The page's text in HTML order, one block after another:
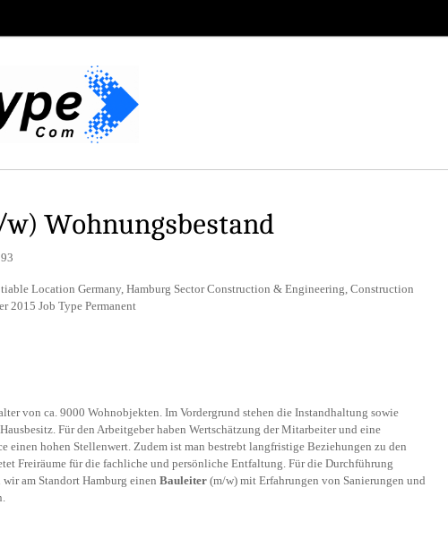
Wohnungsbestand
Location Germany, Hamburg Sector Construction & Engineering, Construction
2015 Job Type Permanent
von ca. 9000 Wohnobjekten. Im Vordergrund stehen die Instandhaltung sowie
Für den Arbeitgeber haben Wertschätzung der Mitarbeiter und eine
einen hohen Stellenwert. Zudem ist man bestrebt langfristige Beziehungen zu den
Freiräume für die fachliche und persönliche Entfaltung. Für die Durchführung
am Standort Hamburg einen Bauleiter (m/w) mit Erfahrungen von Sanierungen und